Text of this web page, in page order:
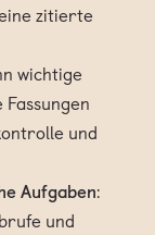
zitierte
wichtige
und
Aufgaben:
und